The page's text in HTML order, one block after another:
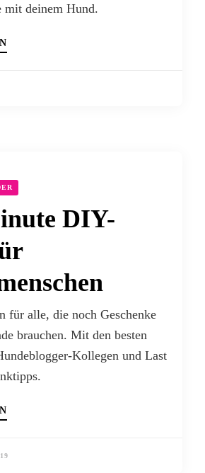
mit deinem Hund.
DIY-
für alle, die noch Geschenke
brauchen. Mit den besten
Kollegen und Last